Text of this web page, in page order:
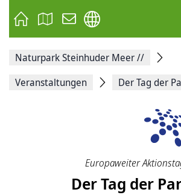
Facebook
Naturpark Steinhuder Meer//
Veranstaltungen
Der Tag der
Europaweiter
Der Tag der